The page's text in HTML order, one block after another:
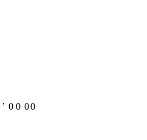
ʼ 0 0 00